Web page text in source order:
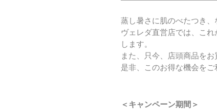
蒸し暑さに肌のべたつき
ヴェレダ直営店では、こ
します。
また、只今、店頭商品を
是非、このお得な機会を
＜キャンペーン期間＞